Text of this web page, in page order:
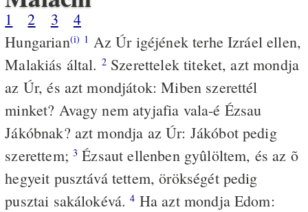
1 2 3
4
Hungarian(i) 1 Az Úr igéjének terhe Izráel ellen,
Malakiás által. 2Szerettelek titeket, azt mondja
az Úr, és azt mondjátok: Miben szerettél
minket? Avagy nem atyjafia vala-é Ézsau
Jákóbnak? azt mondja az Úr: Jákóbot pedig
szerettem; 3 Ézsaut ellenben gyûlöltem, és az õ
hegyeit pusztává tettem, örökségét pedig
pusztai sakálokévá.4 Ha azt mondja Edom: